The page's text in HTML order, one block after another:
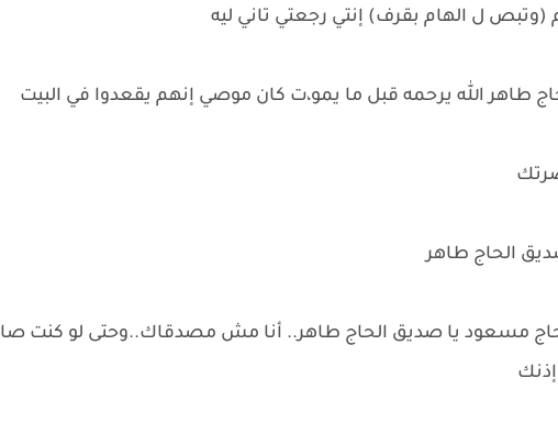
(وتبص ل الهام بقرف) إنتي رجعتي تاني ليه
طاهر الله يرحمه قبل ما يمو،ت كان موصي إنهم يقعدوا في البيت
الحاج طاهر
حاج مسعود يا صديق الحاج طاهر.. أنا مش مصدقاك..وحتى لو كنت